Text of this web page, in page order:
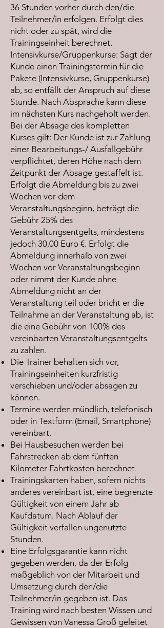
36 Stunden vorher durch den/die
Teilnehmer/in erfolgen. Erfolgt dies
nicht oder zu spät, wird die
Trainingseinheit berechnet.
Intensivkurse/Gruppenkurse: Sagt der
Kunde einen Trainingstermin für die
Pakete (Intensivkurse, Gruppenkurse)
ab, so entfällt der Anspruch auf diese
Stunde. Nach Absprache kann diese
im nächsten Kurs nachgeholt werden.
Bei der Absage des kompletten
Kurses gilt: Der Kunde ist zur Zahlung
einer Bearbeitungs-/ Ausfallgebühr
verpflichtet, deren Höhe nach dem
Zeitpunkt der Absage gestaffelt ist.
Erfolgt die Abmeldung bis zu zwei
Wochen vor dem
Veranstaltungsbeginn, beträgt die
Gebühr 25% des
Veranstaltungsentgelts, mindestens
jedoch 30,00 Euro €. Erfolgt die
Abmeldung innerhalb von zwei
Wochen vor Veranstaltungsbeginn
oder nimmt der Kunde ohne
Abmeldung nicht an der
Veranstaltung teil oder bricht er die
Teilnahme an der Veranstaltung ab, ist
die eine Gebühr von 100% des
vereinbarten Veranstaltungsentgelts
zu zahlen.
Die Trainer behalten sich vor,
Trainingseinheiten kurzfristig
verschieben und/oder absagen zu
können.
Termine werden mündlich, telefonisch
oder in Textform (Email, Smartphone)
vereinbart.
Bei Hausbesuchen werden bei
Fahrstrecken ab dem fünften
Kilometer Fahrtkosten berechnet.
Trainingskarten haben, sofern nichts
anderes vereinbart ist, eine begrenzte
Gültigkeit von einem Jahr ab
Kaufdatum. Nach Ablauf der
Gültigkeit verfallen ungenutzte
Stunden.
Eine Erfolgsgarantie kann nicht
gegeben werden, da der Erfolg
maßgeblich von der Mitarbeit und
Umsetzung durch den/die
Teilnehmer/in gegeben ist. Das
Training wird nach besten Wissen und
Gewissen von Vanessa Groß geleitet